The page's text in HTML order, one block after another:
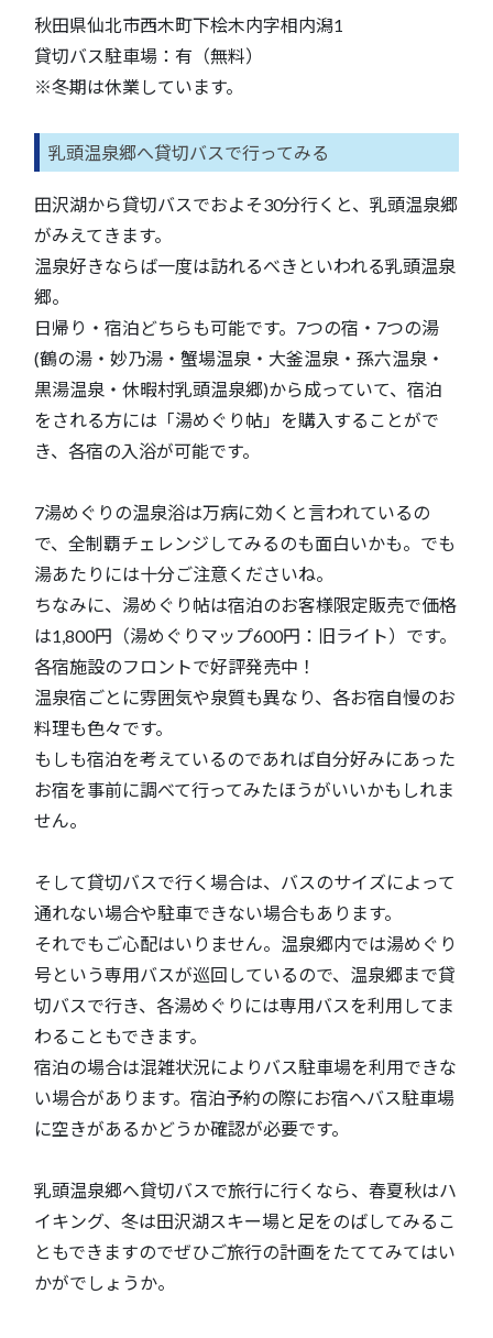
秋田県仙北市西木町下桧木内字相内潟1
貸切バス駐車場：有（無料）
※冬期は休業しています。
乳頭温泉郷へ貸切バスで行ってみる
田沢湖から貸切バスでおよそ30分行くと、乳頭温泉郷
がみえてきます。
温泉好きならば一度は訪れるべきといわれる乳頭温泉
郷。
日帰り・宿泊どちらも可能です。7つの宿・7つの湯
(鶴の湯・妙乃湯・蟹場温泉・大釜温泉・孫六温泉・
黒湯温泉・休暇村乳頭温泉郷)から成っていて、宿泊
をされる方には「湯めぐり帖」を購入することがで
き、各宿の入浴が可能です。
7湯めぐりの温泉浴は万病に効くと言われているの
で、全制覇チェレンジしてみるのも面白いかも。でも
湯あたりには十分ご注意くださいね。
ちなみに、湯めぐり帖は宿泊のお客様限定販売で価格
は1,800円（湯めぐりマップ600円：旧ライト）です。
各宿施設のフロントで好評発売中！
温泉宿ごとに雰囲気や泉質も異なり、各お宿自慢のお
料理も色々です。
もしも宿泊を考えているのであれば自分好みにあった
お宿を事前に調べて行ってみたほうがいいかもしれま
せん。
そして貸切バスで行く場合は、バスのサイズによって
通れない場合や駐車できない場合もあります。
それでもご心配はいりません。温泉郷内では湯めぐり
号という専用バスが巡回しているので、温泉郷まで貸
切バスで行き、各湯めぐりには専用バスを利用してま
わることもできます。
宿泊の場合は混雑状況によりバス駐車場を利用できな
い場合があります。宿泊予約の際にお宿へバス駐車場
に空きがあるかどうか確認が必要です。
乳頭温泉郷へ貸切バスで旅行に行くなら、春夏秋はハ
イキング、冬は田沢湖スキー場と足をのばしてみるこ
ともできますのでぜひご旅行の計画をたててみてはい
かがでしょうか。